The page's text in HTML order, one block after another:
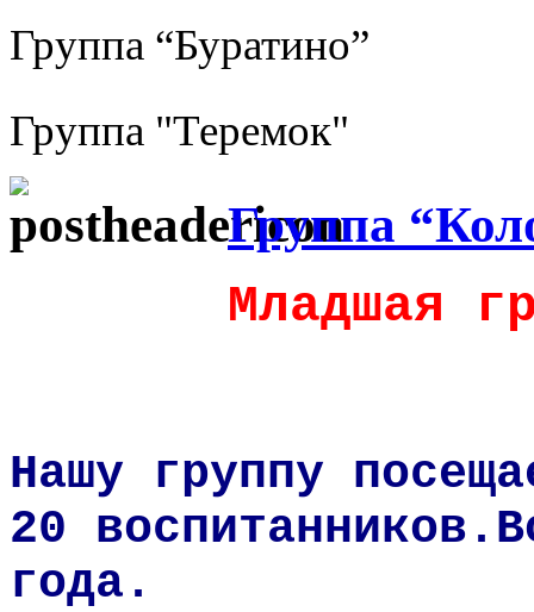
Группа “Буратино”
Группа "Теремок"
Группа
Младшая
Нашу группу
20
года.